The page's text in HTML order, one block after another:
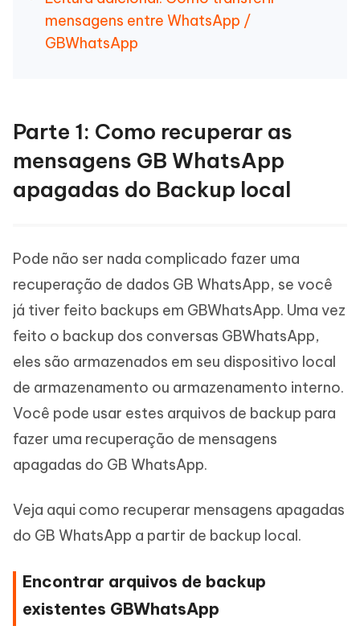
mensagens entre WhatsApp /
GBWhatsApp
Parte 1: Como recuperar as
mensagens GB WhatsApp
apagadas do Backup local
Pode não ser nada complicado fazer uma
recuperação de dados GB WhatsApp, se você
já tiver feito backups em GBWhatsApp. Uma vez
feito o backup dos conversas GBWhatsApp,
eles são armazenados em seu dispositivo local
de armazenamento ou armazenamento interno.
Você pode usar estes arquivos de backup para
fazer uma recuperação de mensagens
apagadas do GB WhatsApp.
Veja aqui como recuperar mensagens apagadas
do GB WhatsApp a partir de backup local.
Encontrar arquivos de backup
existentes GBWhatsApp